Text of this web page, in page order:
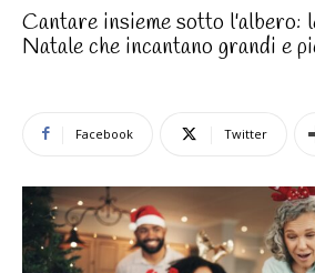
Cantare insieme sotto l'albero:
Natale che incantano grandi e
Facebook Twitter